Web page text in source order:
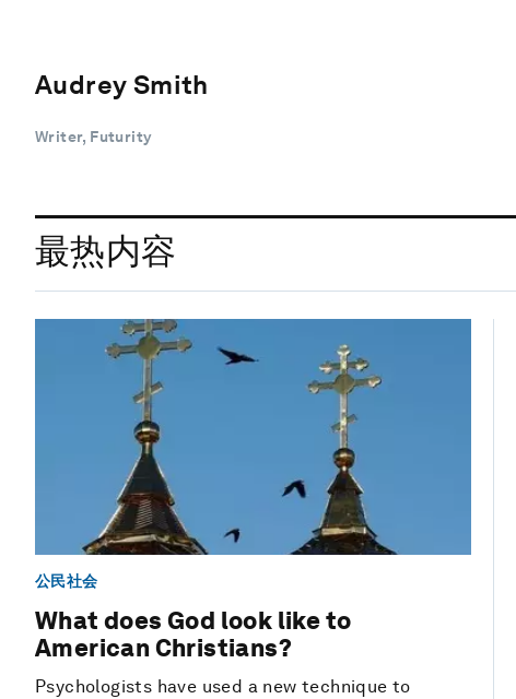
Audrey Smith
Writer, Futurity
最热内容
公民社会
What does God look like to
American Christians?
Psychologists have used a new technique to